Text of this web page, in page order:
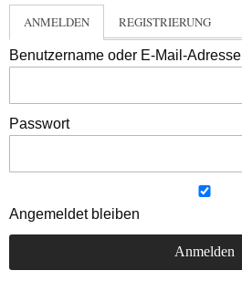
ANMELDEN REGISTRIERUNG
Benutzername oder E-Mail-Adresse
Passwort
Angemeldet bleiben